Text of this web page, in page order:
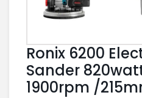
Ronix 6200
Sander
1900rpm /